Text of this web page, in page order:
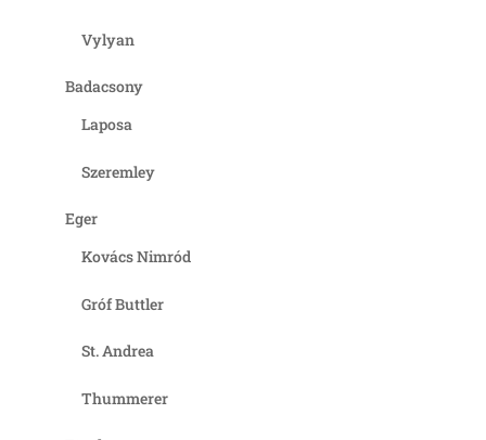
Vylyan
Badacsony
Laposa
Szeremley
Eger
Kovács Nimród
Gróf Buttler
St. Andrea
Thummerer